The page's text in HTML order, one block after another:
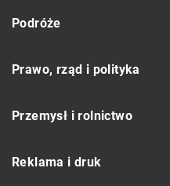
Podróże
Prawo, rząd i polityka
Przemysł i rolnictwo
Reklama i druk